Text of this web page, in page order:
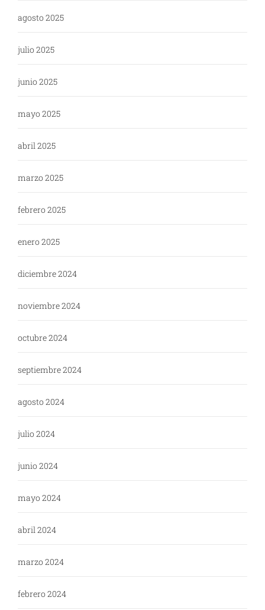
agosto 2025
julio 2025
junio 2025
mayo 2025
abril 2025
marzo 2025
febrero 2025
enero 2025
diciembre 2024
noviembre 2024
octubre 2024
septiembre 2024
agosto 2024
julio 2024
junio 2024
mayo 2024
abril 2024
marzo 2024
febrero 2024